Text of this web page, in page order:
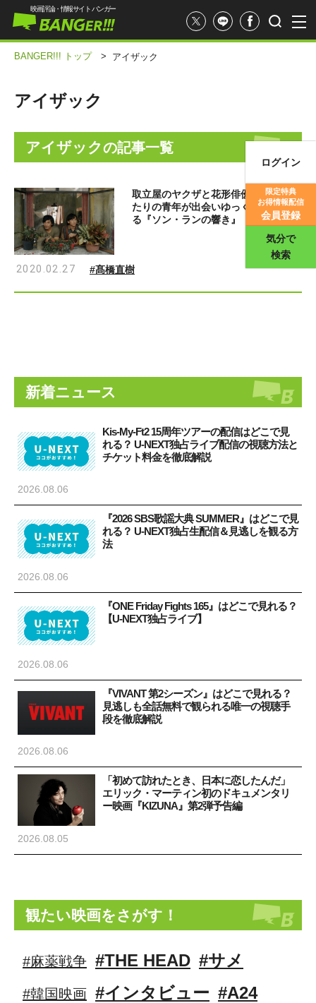
映画評価
映画評論・情報サイト バンガー
ログイン
限定特典
お得情報配信
会員登録
気分で
検索
BANGER!!! トップ > アイザック
アイザック
アイザックの記事一覧
取立屋のヤクザと花形俳優、孤独なふ
たりの青年が出会いゆっくり心通わせ
る『ソン・ランの響き』
2020.02.27 #髙橋直樹
新着ニュース
Kis-My-Ft2 15周年ツアーの配信はどこで見
れる？ U-NEXT独占ライブ配信の視聴方法と
チケット料金を徹底解説
2026.08.06
『2026 SBS歌謡大典 SUMMER』はどこで見
れる？ U-NEXT独占生配信＆見逃しを観る方
法
2026.08.06
『ONE Friday Fights 165』はどこで見れる？
【U-NEXT独占ライブ】
2026.08.06
『VIVANT 第2シーズン』はどこで見れる？
見逃しも全話無料で観られる唯一の視聴手
段を徹底解説
2026.08.06
「初めて訪れたとき、日本に恋したんだ」
エリック・マーティン初のドキュメンタリ
ー映画『KIZUNA』第2弾予告編
2026.08.05
観たい映画をさがす！
#麻薬戦争 #THE HEAD #サメ
#韓国映画 #インタビュー #A24